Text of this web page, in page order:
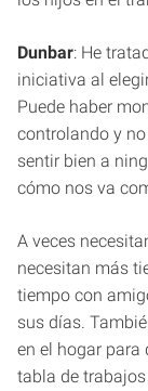
Dunbar: He
iniciativa al
Puede haber
controlando y
sentir bien a
cómo nos va
A veces
necesitan más
tiempo con
sus días.
en el hogar para
tabla de